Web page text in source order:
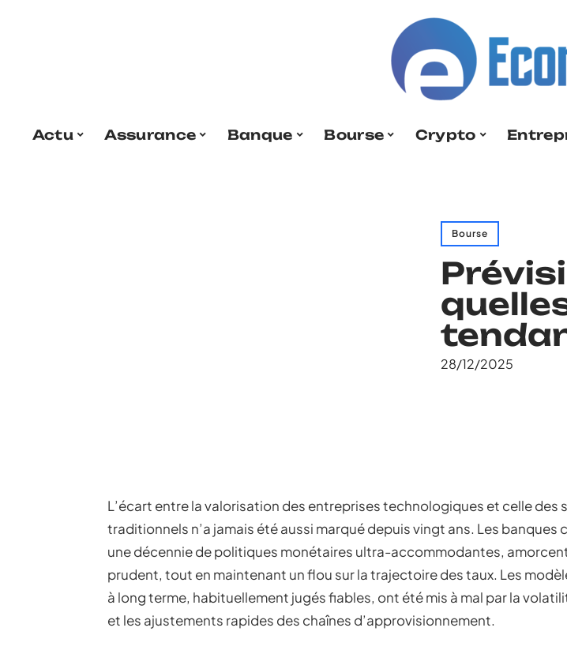
Actu Assurance Banque Bourse Crypto
Bourse
28/12/2025
L’écart entre la valorisation des entreprises technologiques et celle des
traditionnels n’a jamais été aussi marqué depuis vingt ans. Les banques
une décennie de politiques monétaires ultra-accommodantes,
prudent, tout en maintenant un flou sur la trajectoire des taux. Les
à long terme, habituellement jugés fiables, ont été mis à mal par la
et les ajustements rapides des chaînes d’approvisionnement.